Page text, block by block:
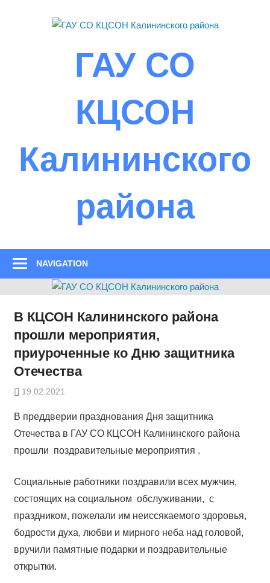
ГАУ СО
КЦСОН
Калининского
района
NAVIGATION
В КЦСОН Калининского района
прошли мероприятия,
приуроченные ко Дню защитника
Отечества
19.02.2021
В преддверии празднования Дня защитника
Отечества в ГАУ СО КЦСОН Калининского района
прошли поздравительные мероприятия .
Социальные работники поздравили всех мужчин,
состоящих на социальном обслуживании, с
праздником, пожелали им неиссякаемого здоровья,
бодрости духа, любви и мирного неба над головой,
вручили памятные подарки и поздравительные
открытки.